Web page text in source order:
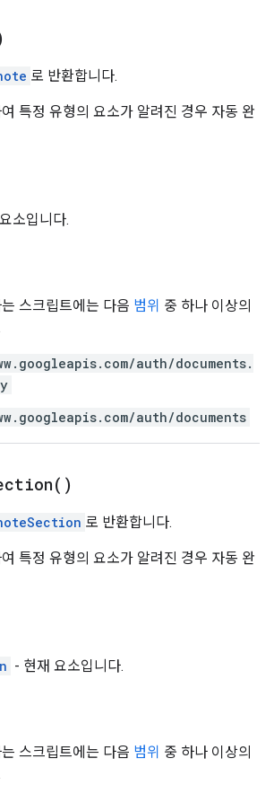
로 반환합니다.
특정 유형의 요소가 알려진 경우 자동 완
소입니다.
스크립트에는 다음 범위 중 하나 이상의
auth/documents.
auth/documents
)
로 반환합니다.
특정 유형의 요소가 알려진 경우 자동 완
- 현재 요소입니다.
스크립트에는 다음 범위 중 하나 이상의